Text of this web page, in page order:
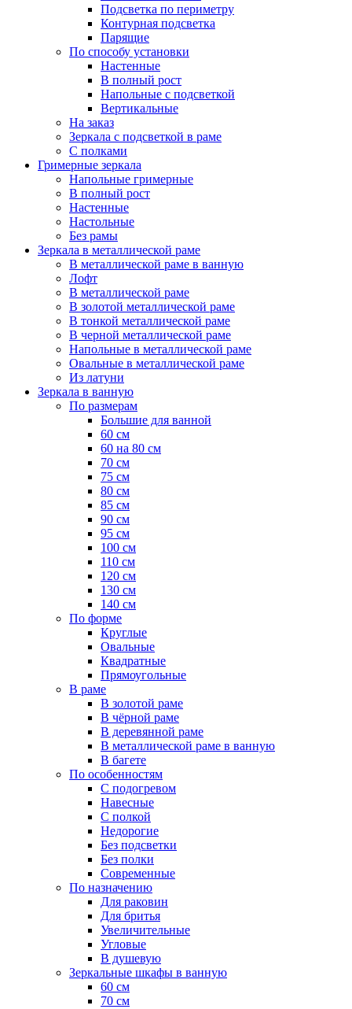
Подсветка по периметру
Контурная подсветка
Парящие
По способу установки
Настенные
В полный рост
Напольные с подсветкой
Вертикальные
На заказ
Зеркала с подсветкой в раме
С полками
Гримерные зеркала
Напольные гримерные
В полный рост
Настенные
Настольные
Без рамы
Зеркала в металлической раме
В металлической раме в ванную
Лофт
В металлической раме
В золотой металлической раме
В тонкой металлической раме
В черной металлической раме
Напольные в металлической раме
Овальные в металлической раме
Из латуни
Зеркала в ванную
По размерам
Большие для ванной
60 см
60 на 80 см
70 см
75 см
80 см
85 см
90 см
95 см
100 см
110 см
120 см
130 см
140 см
По форме
Круглые
Овальные
Квадратные
Прямоугольные
В раме
В золотой раме
В чёрной раме
В деревянной раме
В металлической раме в ванную
В багете
По особенностям
С подогревом
Навесные
С полкой
Недорогие
Без подсветки
Без полки
Современные
По назначению
Для раковин
Для бритья
Увеличительные
Угловые
В душевую
Зеркальные шкафы в ванную
60 см
70 см